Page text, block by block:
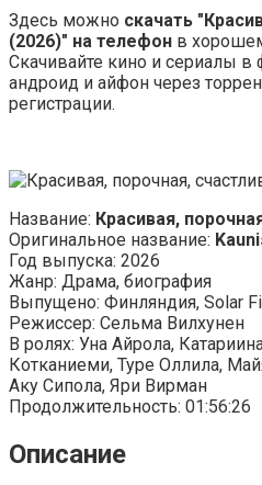
Здесь можно скачать
(2026)" на телефон в
Скачивайте кино и сериалы
андроид и айфон через
регистрации.
Название: Красивая,
Оригинальное название:
Год выпуска: 2026
Жанр: Драма, биография
Выпущено: Финляндия, Solar
Режиссер: Сельма Вилхунен
В ролях: Уна Айрола,
Котканиеми, Туре Оллила,
Аку Сипола, Яри Вирман
Продолжительность: 01:56:26
Описание